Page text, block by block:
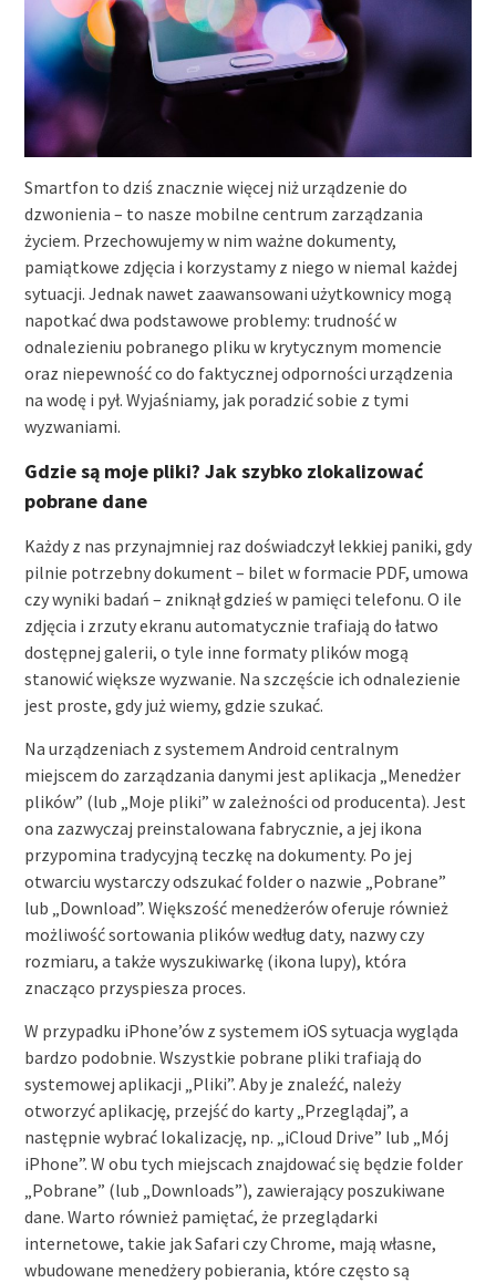
Smartfon to dziś znacznie więcej niż urządzenie do
dzwonienia – to nasze mobilne centrum zarządzania
życiem. Przechowujemy w nim ważne dokumenty,
pamiątkowe zdjęcia i korzystamy z niego w niemal każdej
sytuacji. Jednak nawet zaawansowani użytkownicy mogą
napotkać dwa podstawowe problemy: trudność w
odnalezieniu pobranego pliku w krytycznym momencie
oraz niepewność co do faktycznej odporności urządzenia
na wodę i pył. Wyjaśniamy, jak poradzić sobie z tymi
wyzwaniami.
Gdzie są moje pliki? Jak szybko zlokalizować
pobrane dane
Każdy z nas przynajmniej raz doświadczył lekkiej paniki, gdy
pilnie potrzebny dokument – bilet w formacie PDF, umowa
czy wyniki badań – zniknął gdzieś w pamięci telefonu. O ile
zdjęcia i zrzuty ekranu automatycznie trafiają do łatwo
dostępnej galerii, o tyle inne formaty plików mogą
stanowić większe wyzwanie. Na szczęście ich odnalezienie
jest proste, gdy już wiemy, gdzie szukać.
Na urządzeniach z systemem Android centralnym
miejscem do zarządzania danymi jest aplikacja „Menedżer
plików” (lub „Moje pliki” w zależności od producenta). Jest
ona zazwyczaj preinstalowana fabrycznie, a jej ikona
przypomina tradycyjną teczkę na dokumenty. Po jej
otwarciu wystarczy odszukać folder o nazwie „Pobrane”
lub „Download”. Większość menedżerów oferuje również
możliwość sortowania plików według daty, nazwy czy
rozmiaru, a także wyszukiwarkę (ikona lupy), która
znacząco przyspiesza proces.
W przypadku iPhone’ów z systemem iOS sytuacja wygląda
bardzo podobnie. Wszystkie pobrane pliki trafiają do
systemowej aplikacji „Pliki”. Aby je znaleźć, należy
otworzyć aplikację, przejść do karty „Przeglądaj”, a
następnie wybrać lokalizację, np. „iCloud Drive” lub „Mój
iPhone”. W obu tych miejscach znajdować się będzie folder
„Pobrane” (lub „Downloads”), zawierający poszukiwane
dane. Warto również pamiętać, że przeglądarki
internetowe, takie jak Safari czy Chrome, mają własne,
wbudowane menedżery pobierania, które często są